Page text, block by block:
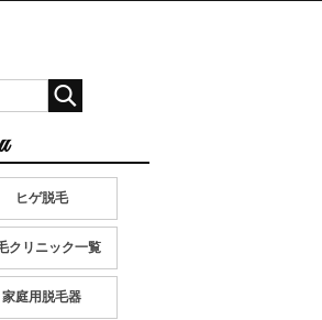
ヒゲ脱毛
クリニック一覧
家庭用脱毛器